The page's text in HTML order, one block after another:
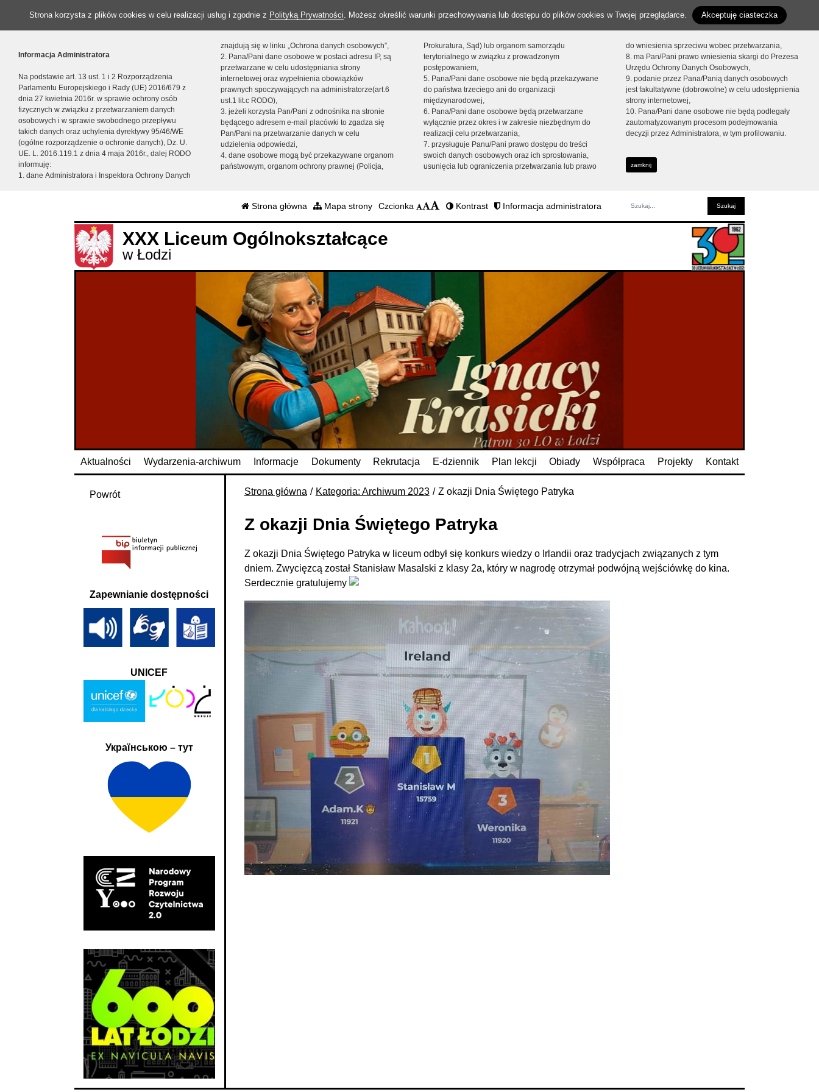
Strona korzysta z plików cookies w celu realizacji usług i zgodnie z Polityką Prywatności. Możesz określić warunki przechowywania lub dostępu do plików cookies w Twojej przeglądarce. Akceptuję ciasteczka
Informacja Administratora
Na podstawie art. 13 ust. 1 i 2 Rozporządzenia
Parlamentu Europejskiego i Rady (UE) 2016/679 z
dnia 27 kwietnia 2016r. w sprawie ochrony osób
fizycznych w związku z przetwarzaniem danych
osobowych i w sprawie swobodnego przepływu
takich danych oraz uchylenia dyrektywy 95/46/WE
(ogólne rozporządzenie o ochronie danych), Dz. U.
UE. L. 2016.119.1 z dnia 4 maja 2016r., dalej RODO
informuję:
1. dane Administratora i Inspektora Ochrony Danych
znajdują się w linku „Ochrona danych osobowych”,
2. Pana/Pani dane osobowe w postaci adresu IP, są
przetwarzane w celu udostępniania strony
internetowej oraz wypełnienia obowiązków
prawnych spoczywających na administratorze(art.6
ust.1 lit.c RODO),
3. jeżeli korzysta Pan/Pani z odnośnika na stronie
będącego adresem e-mail placówki to zgadza się
Pan/Pani na przetwarzanie danych w celu
udzielenia odpowiedzi,
4. dane osobowe mogą być przekazywane organom
państwowym, organom ochrony prawnej (Policja,
Prokuratura, Sąd) lub organom samorządu
terytorialnego w związku z prowadzonym
postępowaniem,
5. Pana/Pani dane osobowe nie będą przekazywane
do państwa trzeciego ani do organizacji
międzynarodowej,
6. Pana/Pani dane osobowe będą przetwarzane
wyłącznie przez okres i w zakresie niezbędnym do
realizacji celu przetwarzania,
7. przysługuje Panu/Pani prawo dostępu do treści
swoich danych osobowych oraz ich sprostowania,
usunięcia lub ograniczenia przetwarzania lub prawo
do wniesienia sprzeciwu wobec przetwarzania,
8. ma Pan/Pani prawo wniesienia skargi do Prezesa
Urzędu Ochrony Danych Osobowych,
9. podanie przez Pana/Panią danych osobowych
jest fakultatywne (dobrowolne) w celu udostępnienia
strony internetowej,
10. Pana/Pani dane osobowe nie będą podlegały
zautomatyzowanym procesom podejmowania
decyzji przez Administratora, w tym profilowaniu.
zamknij
Strona główna Mapa strony Czcionka Kontrast Informacja administratora
XXX Liceum Ogólnokształcące
w Łodzi
Aktualności Wydarzenia-archiwum Informacje Dokumenty Rekrutacja E-dziennik Plan lekcji Obiady Współpraca Projekty Kontakt
Strona główna Kategoria: Archiwum 2023 Z okazji Dnia Świętego Patryka
Z okazji Dnia Świętego Patryka
Z okazji Dnia Świętego Patryka w liceum odbył się konkurs wiedzy o Irlandii oraz tradycjach związanych z tym
dniem. Zwycięzcą został Stanisław Masalski z klasy 2a, który w nagrodę otrzymał podwójną wejściówkę do kina.
Serdecznie gratulujemy
Powrót
Zapewnianie dostępności
UNICEF
Українською – тут